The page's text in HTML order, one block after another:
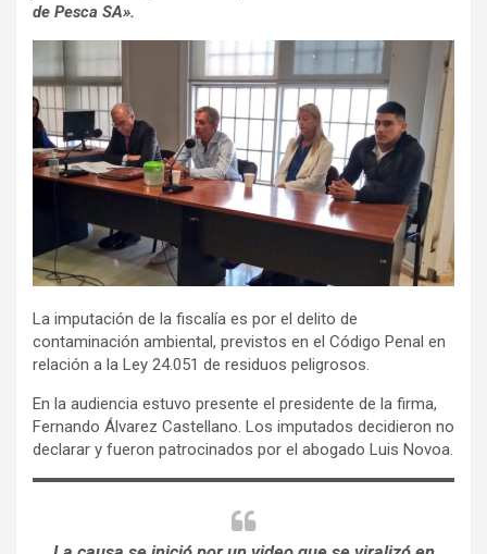
de Pesca SA».
La imputación de la fiscalía es por el delito de
contaminación ambiental, previstos en el Código Penal en
relación a la Ley 24.051 de residuos peligrosos.
En la audiencia estuvo presente el presidente de la firma,
Fernando Álvarez Castellano. Los imputados decidieron no
declarar y fueron patrocinados por el abogado Luis Novoa.